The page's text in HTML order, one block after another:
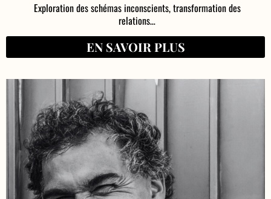
Exploration des schémas inconscients, transformation des
relations…
EN SAVOIR PLUS